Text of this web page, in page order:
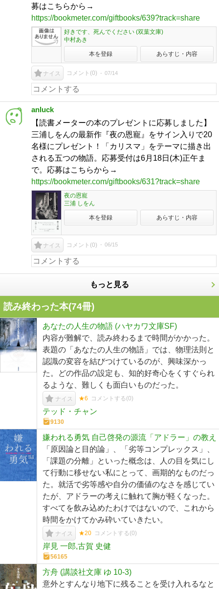
募はこちらから→
https://bookmeter.com/giftbooks/639?track=share
好きです、死んでください (双葉文庫)
中村あき
本を登録 あらすじ・内容
ナイス コメント(0) 07/14
anluck
【読書メーターの本のプレゼントに応募しました】
三浦しをんの最新作『夜の恩寵』をサイン入りで20
名様にプレゼント！「カリスマ」をテーマに描き出
される五つの物語。応募受付は6月18日(木)正午ま
で。応募はこちらから→
https://bookmeter.com/giftbooks/631?track=share
夜の恩寵
三浦 しをん
本を登録 あらすじ・内容
ナイス コメント(0) 06/15
もっと見る
読み終わった本(74冊)
あなたの人生の物語 (ハヤカワ文庫SF)
内容が難解で、読み終わるまで時間がかかった。
表題の「あなたの人生の物語」では、物理法則と
認識の変容を結びつけているのが、興味深かっ
た。どの作品の設定も、知的好奇心をくすぐられ
るような、難しくも面白いものだった。
ナイス ★6 コメントする(0)
テッド・チャン
9130
嫌われる勇気 自己啓発の源流「アドラー」の教え
「原因論と目的論」、「劣等コンプレックス」、
「課題の分離」といった概念は、人の目を気にし
て行動に移せない私にとって、画期的なものだっ
た。就活で劣等感や自分の価値のなさを感じてい
たが、アドラーの考えに触れて胸が軽くなった。
すべてを飲み込めたわけではないので、これから
時間をかけてかみ砕いていきたい。
ナイス ★20 コメントする(0)
岸見 一郎,古賀 史健
56165
方舟 (講談社文庫 ゆ 10-3)
意外とすんなり地下に残ることを受け入れるなと